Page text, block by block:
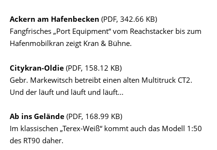
Ackern am Hafenbecken (PDF, 342.66 KB)
Fangfrisches „Port Equipment“ vom Reachstacker bis zum
Hafenmobilkran zeigt Kran & Bühne.
Citykran-Oldie (PDF, 158.12 KB)
Gebr. Markewitsch betreibt einen alten Multitruck CT2.
Und der läuft und läuft und läuft...
Ab ins Gelände (PDF, 168.99 KB)
Im klassischen „Terex-Weiß“ kommt auch das Modell 1:50
des RT90 daher.